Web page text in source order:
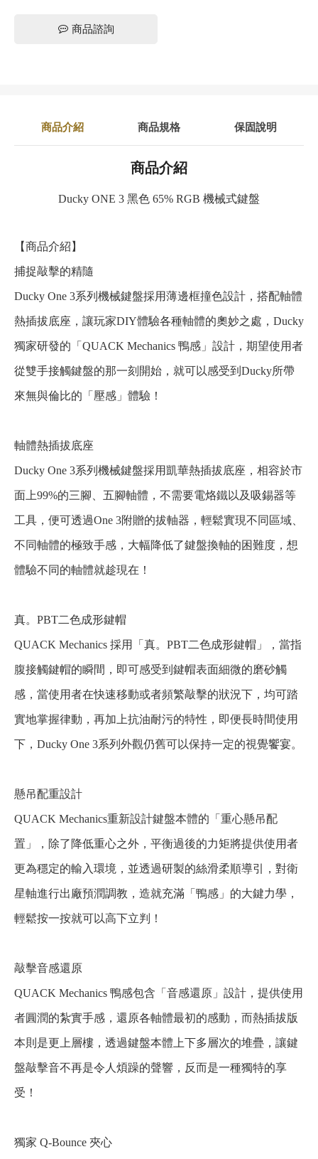
商品諮詢
商品介紹 商品規格 保固說明
商品介紹
Ducky ONE 3 黑色 65% RGB 機械式鍵盤
【商品介紹】
捕捉敲擊的精隨
Ducky One 3系列機械鍵盤採用薄邊框撞色設計，搭配軸體
熱插拔底座，讓玩家DIY體驗各種軸體的奧妙之處，Ducky
獨家研發的「QUACK Mechanics 鴨感」設計，期望使用者
從雙手接觸鍵盤的那一刻開始，就可以感受到Ducky所帶
來無與倫比的「壓感」體驗！
軸體熱插拔底座
Ducky One 3系列機械鍵盤採用凱華熱插拔底座，相容於市
面上99%的三腳、五腳軸體，不需要電烙鐵以及吸錫器等
工具，便可透過One 3附贈的拔軸器，輕鬆實現不同區域、
不同軸體的極致手感，大幅降低了鍵盤換軸的困難度，想
體驗不同的軸體就趁現在！
真。PBT二色成形鍵帽
QUACK Mechanics 採用「真。PBT二色成形鍵帽」，當指
腹接觸鍵帽的瞬間，即可感受到鍵帽表面細微的磨砂觸
感，當使用者在快速移動或者頻繁敲擊的狀況下，均可踏
實地掌握律動，再加上抗油耐污的特性，即便長時間使用
下，Ducky One 3系列外觀仍舊可以保持一定的視覺饗宴。
懸吊配重設計
QUACK Mechanics重新設計鍵盤本體的「重心懸吊配
置」，除了降低重心之外，平衡過後的力矩將提供使用者
更為穩定的輸入環境，並透過研製的絲滑柔順導引，對衛
星軸進行出廠預潤調教，造就充滿「鴨感」的大鍵力學，
輕鬆按一按就可以高下立判！
敲擊音感還原
QUACK Mechanics 鴨感包含「音感還原」設計，提供使用
者圓潤的紮實手感，還原各軸體最初的感動，而熱插拔版
本則是更上層樓，透過鍵盤本體上下多層次的堆疊，讓鍵
盤敲擊音不再是令人煩躁的聲響，反而是一種獨特的享
受！
獨家 Q-Bounce 夾心